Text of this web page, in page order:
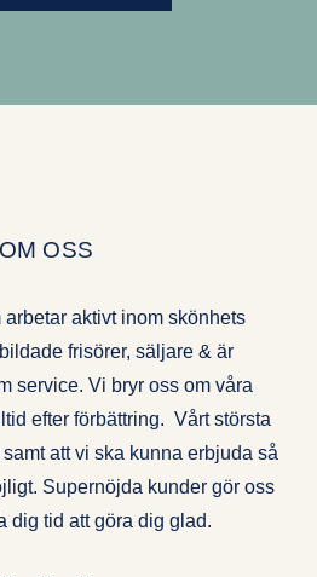
OM OSS
arbetar aktivt inom skönhets
frisörer, säljare & är
service. Vi bryr oss om våra
efter förbättring. Vårt största
att vi ska kunna erbjuda så
Supernöjda kunder gör oss
dig tid att göra dig glad.